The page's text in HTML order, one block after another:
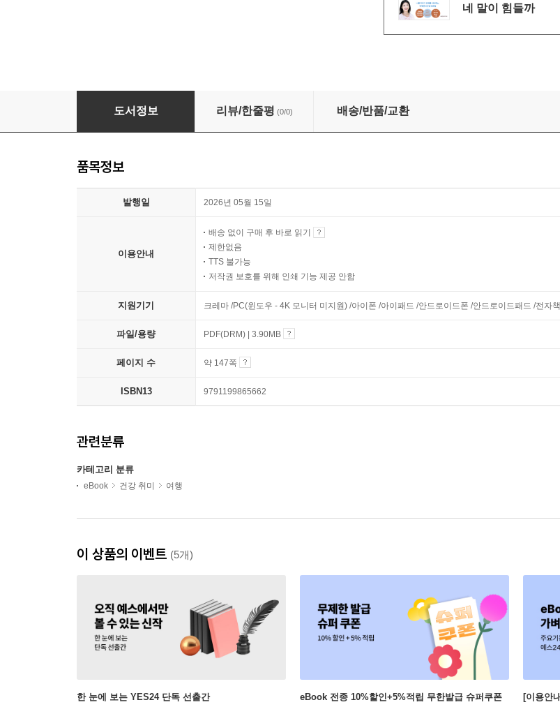
네 말이 힘들까
여행 동선대로 바로 쓰는 일본문장 100
도서정보 리뷰/한줄평 (0/0) 배송/반품/교환
품목정보
발행일 2026년 05월 15일
이용안내
배송 없이 구매 후 바로 읽기
제한없음
TTS 불가능
저작권 보호를 위해 인쇄 기능 제공 안함
지원기기 크레마 /PC(윈도우 - 4K 모니터 미지원) /아이폰 /아이패드 /안드로이드폰 /안드로이드패드 /전자
파일/용량 PDF(DRM) | 3.90MB
페이지 수 약 147쪽
ISBN13 9791199865662
관련분류
카테고리 분류
eBook 건강 취미 여행
이 상품의 이벤트 (5개)
한 눈에 보는 YES24 단독 선출간 eBook 전종 10%할인+5%적립 무한발급 슈퍼쿠폰 [이용안